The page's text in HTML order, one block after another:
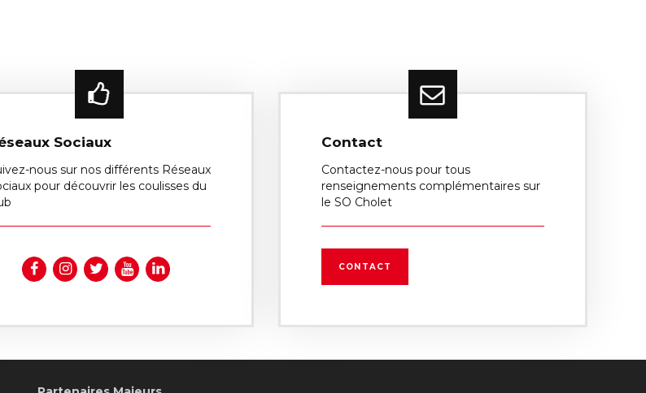
Sociaux
nous sur nos différents Réseaux
pour découvrir les coulisses du
Contact
Contactez-nous pour tous
renseignements complémentaires sur
le SO Cholet
CONTACT